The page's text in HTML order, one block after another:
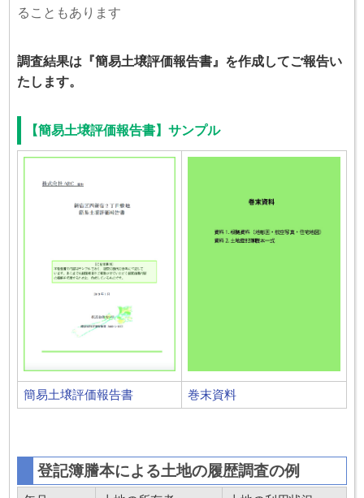
ることもあります
調査結果は『簡易土壌評価報告書』を作成してご報告い
たします。
【簡易土壌評価報告書】サンプル
簡易土壌評価報告書 巻末資料
登記簿謄本による土地の履歴調査の例